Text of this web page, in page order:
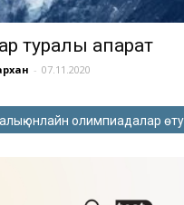
туралы ақпарат
- 07.11.2020
онлайн олимпиадалар